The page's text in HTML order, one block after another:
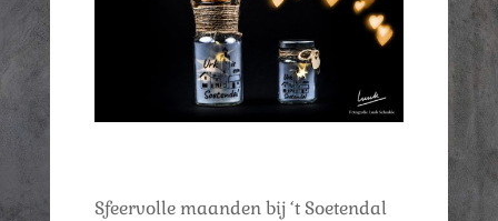
Sfeervolle maanden bij ‘t Soetendal